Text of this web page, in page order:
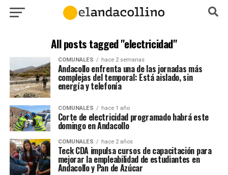
All posts tagged "electricidad"
COMUNALES hace 2 semanas
Andacollo enfrenta una de las jornadas más
complejas del temporal: Está aislado, sin
energía y telefonía
COMUNALES hace 1 año
Corte de electricidad programado habrá este
domingo en Andacollo
COMUNALES hace 2 años
Teck CDA impulsa cursos de capacitación para
mejorar la empleabilidad de estudiantes en
Andacollo y Pan de Azúcar